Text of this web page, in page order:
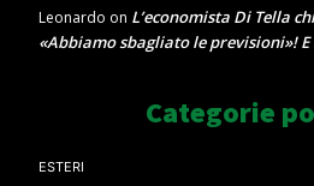
Leonardo on L’economista Di Tella
«Abbiamo sbagliato le previsioni»! E
Categorie
ESTERI